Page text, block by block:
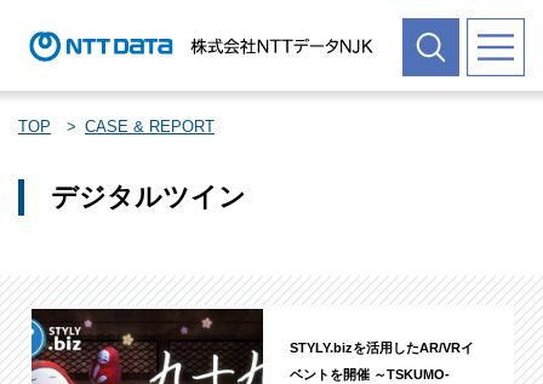
TOP CASE & REPORT
デジタルツイン
STYLY.bizを活用したAR/VRイ
ベントを開催 ～TSKUMO-